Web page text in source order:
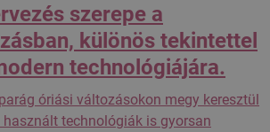
szerepe a
különös tekintettel
technológiájára.
óriási változásokon megy keresztül
technológiák is gyorsan